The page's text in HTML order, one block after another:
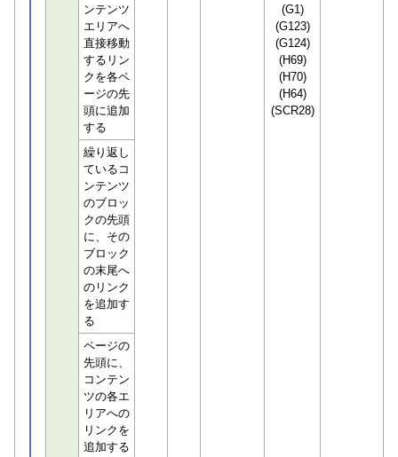
ンテンツ
エリアへ
直接移動
するリン
クを各ペ
ージの先
頭に追加
する
(G1)
(G123)
(G124)
(H69)
(H70)
(H64)
(SCR28)
繰り返し
ているコ
ンテンツ
のブロッ
クの先頭
に、その
ブロック
の末尾へ
のリンク
を追加す
る
ページの
先頭に、
コンテン
ツの各エ
リアへの
リンクを
追加する